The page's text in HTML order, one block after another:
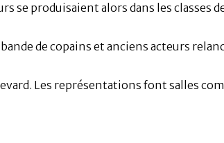
se produisaient alors dans les classes
de copains et anciens acteurs
Les représentations font salles